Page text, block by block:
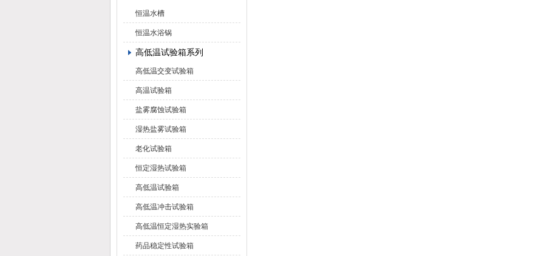
恒温水槽
恒温水浴锅
高低温试验箱系列
高低温交变试验箱
高温试验箱
盐雾腐蚀试验箱
湿热盐雾试验箱
老化试验箱
恒定湿热试验箱
高低温试验箱
高低温冲击试验箱
高低温恒定湿热实验箱
药品稳定性试验箱